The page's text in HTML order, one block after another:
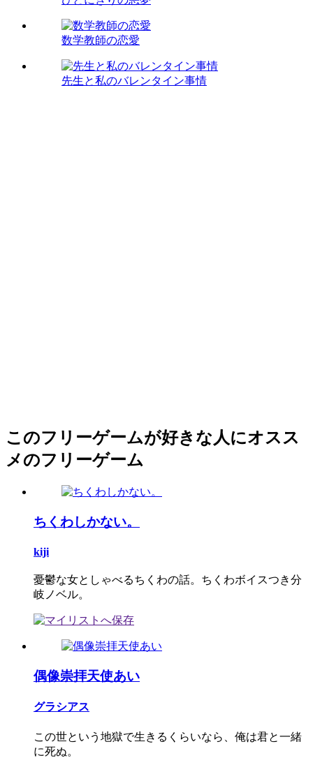
数学教師の恋愛
先生と私のバレンタイン事情
このフリーゲームが好きな人にオスス
メのフリーゲーム
ちくわしかない。
kiji
憂鬱な女としゃべるちくわの話。ちくわボイスつき分
岐ノベル。
偶像崇拝天使あい
グラシアス
この世という地獄で生きるくらいなら、俺は君と一緒
に死ぬ。